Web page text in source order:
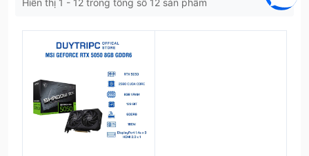
Hiển thị 1 - 12 trong tổng số 12 sản phẩm